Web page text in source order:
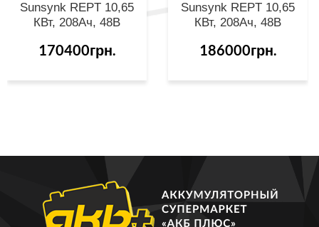
Sunsynk REPT 10,65
КВт, 208Aч, 48В
170400грн.
Sunsynk REPT 10,65
КВт, 208Aч, 48В
186000грн.